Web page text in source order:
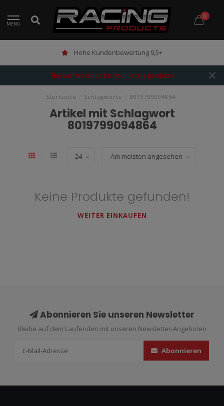
MENU
0
Hohe Kundenbewertung 9,5+
The best webshop for your racing products!
Startseite Schlagworte 8019799094864
Artikel mit Schlagwort
8019799094864
Keine Produkte gefunden!
WEITER EINKAUFEN
Abonnieren Sie unseren Newsletter
Bleibe auf dem Laufenden mit unseren Newsletter-Angeboten
Abonnieren